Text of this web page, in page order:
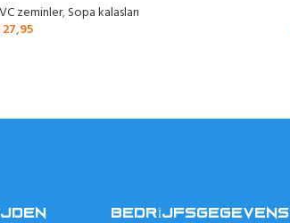
zeminler,Sopa kalasları
27,95
BEDRIJFSGEGEVENS